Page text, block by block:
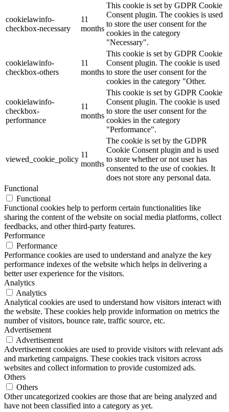
cookielawinfo-
checkbox-necessary
11
months
This cookie is set by GDPR Cookie
Consent plugin. The cookies is used
to store the user consent for the
cookies in the category
"Necessary".
cookielawinfo-
checkbox-others
11
months
This cookie is set by GDPR Cookie
Consent plugin. The cookie is used
to store the user consent for the
cookies in the category "Other.
cookielawinfo-
checkbox-
performance
11
months
This cookie is set by GDPR Cookie
Consent plugin. The cookie is used
to store the user consent for the
cookies in the category
"Performance".
viewed_cookie_policy
11
months
The cookie is set by the GDPR
Cookie Consent plugin and is used
to store whether or not user has
consented to the use of cookies. It
does not store any personal data.
Functional
Functional
Functional cookies help to perform certain functionalities like
sharing the content of the website on social media platforms, collect
feedbacks, and other third-party features.
Performance
Performance
Performance cookies are used to understand and analyze the key
performance indexes of the website which helps in delivering a
better user experience for the visitors.
Analytics
Analytics
Analytical cookies are used to understand how visitors interact with
the website. These cookies help provide information on metrics the
number of visitors, bounce rate, traffic source, etc.
Advertisement
Advertisement
Advertisement cookies are used to provide visitors with relevant ads
and marketing campaigns. These cookies track visitors across
websites and collect information to provide customized ads.
Others
Others
Other uncategorized cookies are those that are being analyzed and
have not been classified into a category as yet.